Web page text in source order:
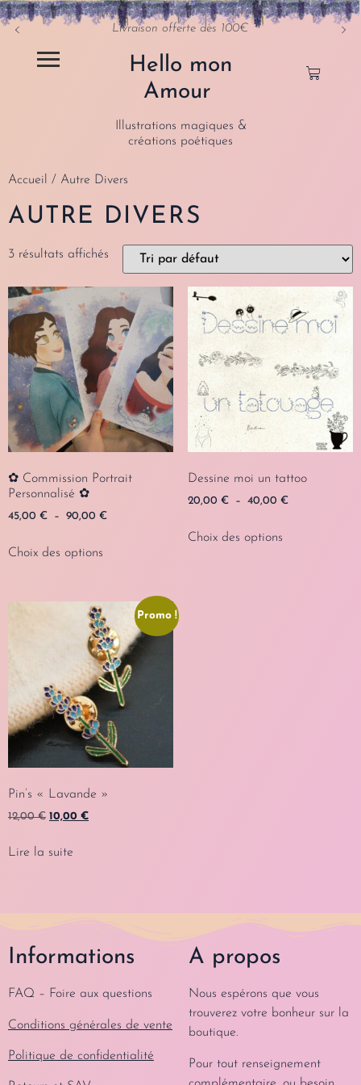
Livraison offerte dès 100€
Hello mon
Amour
Illustrations magiques &
créations poétiques
Accueil / Autre Divers
AUTRE DIVERS
3 résultats affichés
✿ Commission Portrait
Personnalisé ✿
45,00 € – 90,00 €
Choix des options
Dessine moi un tattoo
20,00 € – 40,00 €
Choix des options
Promo !
Pin’s « Lavande »
12,00€ 10,00 €
Lire la suite
Informations
FAQ – Foire aux questions
Conditions générales de vente
Politique de confidentialité
A propos
Nous espérons que vous
trouverez votre bonheur sur la
boutique.
Pour tout renseignement